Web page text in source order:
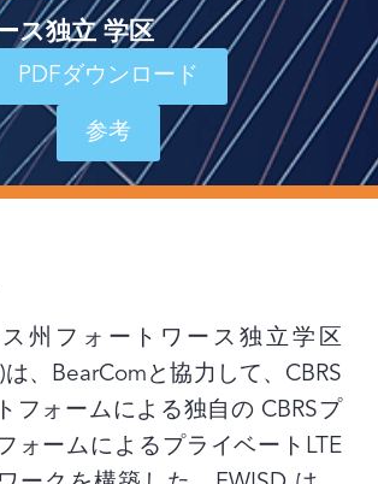
ス独立 学区
PDFダウンロード
参考
州フォートワース独立学区
は、BearComと協力して、CBRS
フォームによる独自の CBRSプ
ォームによるプライベートLTE